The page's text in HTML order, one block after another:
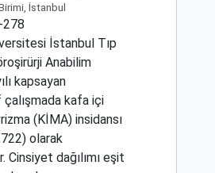
İstanbul
278
İstanbul Tıp
Anabilim
kapsayan
kafa içi
(KİMA) insidansı
olarak
Cinsiyet dağılımı eşit